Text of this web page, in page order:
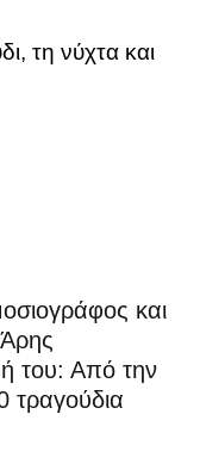
τη νύχτα και
και
του: Από την
τραγούδια